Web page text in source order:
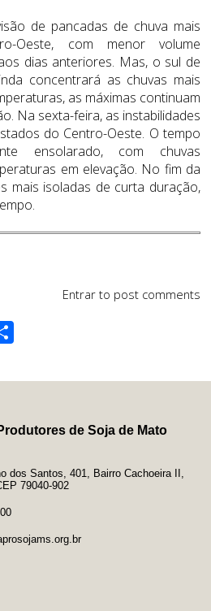
de pancadas de chuva mais
Oeste, com menor volume
dias anteriores. Mas, o sul de
concentrará as chuvas mais
as máximas continuam
Na sexta-feira, as instabilidades
do Centro-Oeste. O tempo
ensolarado, com chuvas
em elevação. No fim da
mais isoladas de curta duração,
Entrar to post comments
de Soja de Mato
dos Santos, 401, Bairro Cachoeira II,
79040-902